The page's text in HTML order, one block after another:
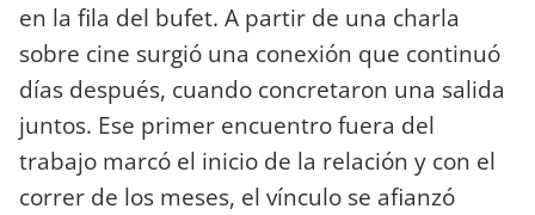
en la fila del bufet. A partir de una charla
sobre cine surgió una conexión que continuó
días después, cuando concretaron una salida
juntos. Ese primer encuentro fuera del
trabajo marcó el inicio de la relación y con el
correr de los meses, el vínculo se afianzó